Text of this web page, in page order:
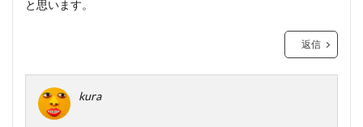
と思います。
返信
kura